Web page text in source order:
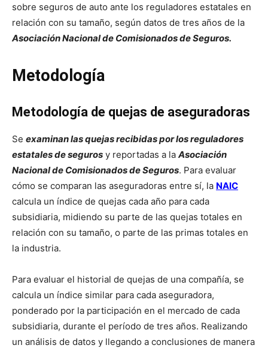
sobre seguros de auto ante los reguladores estatales en
relación con su tamaño, según datos de tres años de la
Asociación Nacional de Comisionados de Seguros.
Metodología
Metodología de quejas de aseguradoras
Se examinan las quejas recibidas por los reguladores
estatales de seguros y reportadas a la Asociación
Nacional de Comisionados de Seguros. Para evaluar
cómo se comparan las aseguradoras entre sí, la NAIC
calcula un índice de quejas cada año para cada
subsidiaria, midiendo su parte de las quejas totales en
relación con su tamaño, o parte de las primas totales en
la industria.
Para evaluar el historial de quejas de una compañía, se
calcula un índice similar para cada aseguradora,
ponderado por la participación en el mercado de cada
subsidiaria, durante el período de tres años. Realizando
un análisis de datos y llegando a conclusiones de manera